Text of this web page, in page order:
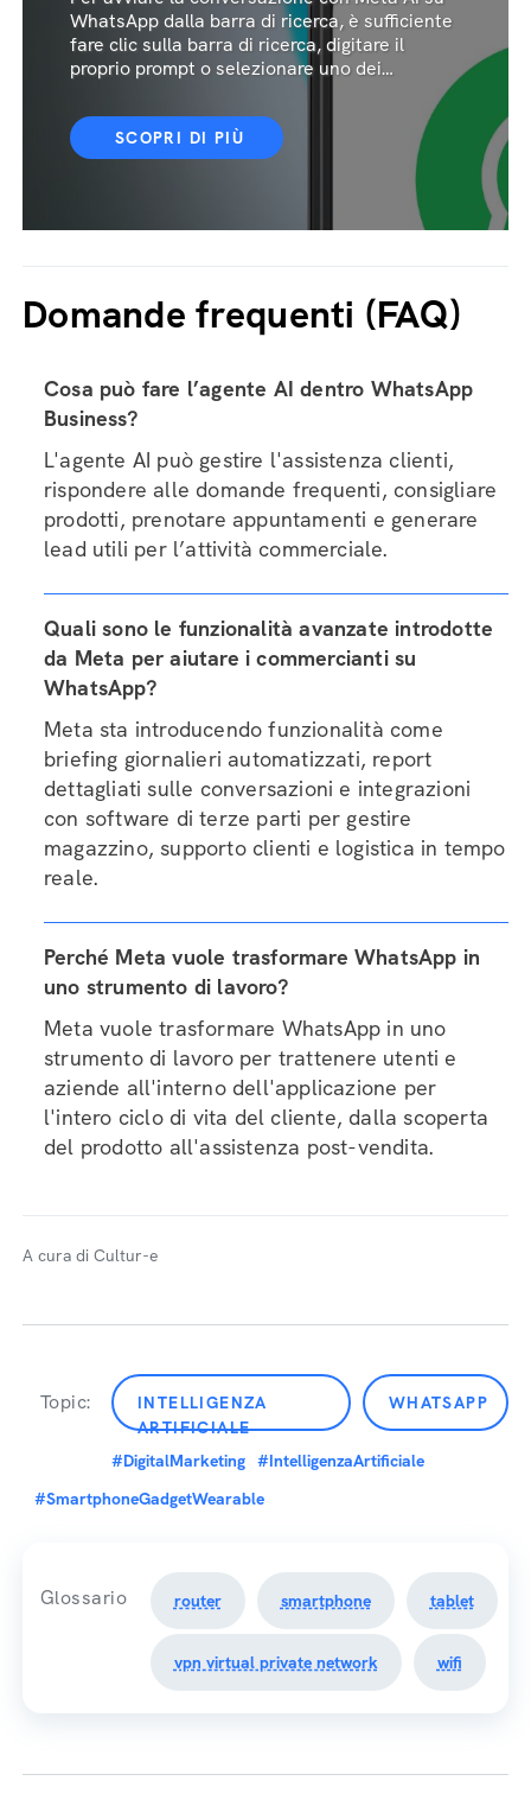
WhatsApp dalla barra di ricerca, è sufficiente
fare clic sulla barra di ricerca, digitare il
proprio prompt o selezionare uno dei
SCOPRI DI PIÙ
Domande frequenti (FAQ)
Cosa può fare l’agente AI dentro WhatsApp
Business?
L'agente AI può gestire l'assistenza clienti,
rispondere alle domande frequenti, consigliare
prodotti, prenotare appuntamenti e generare
lead utili per l’attività commerciale.
Quali sono le funzionalità avanzate introdotte
da Meta per aiutare i commercianti su
WhatsApp?
Meta sta introducendo funzionalità come
briefing giornalieri automatizzati, report
dettagliati sulle conversazioni e integrazioni
con software di terze parti per gestire
magazzino, supporto clienti e logistica in tempo
reale.
Perché Meta vuole trasformare WhatsApp in
uno strumento di lavoro?
Meta vuole trasformare WhatsApp in uno
strumento di lavoro per trattenere utenti e
aziende all'interno dell'applicazione per
l'intero ciclo di vita del cliente, dalla scoperta
del prodotto all'assistenza post-vendita.
A cura di Cultur-e
Topic:
INTELLIGENZA
ARTIFICIALE
WHATSAPP
#DigitalMarketing #IntelligenzaArtificiale
#SmartphoneGadgetWearable
Glossario router smartphone tablet
vpn virtual private network wifi